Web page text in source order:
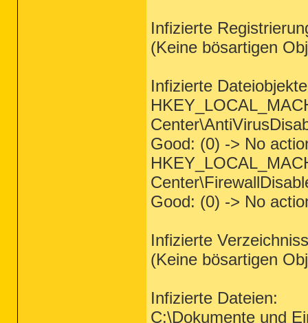
Infizierte
(Keine bösartigen
Infizierte
Good: (0) -> No
Good: (0) -> No
Infizierte
(Keine bösartigen
Infizierte Dateien:
C:\Dokumente und